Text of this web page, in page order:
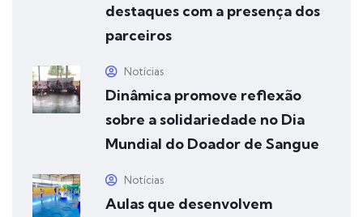
destaques com a presença dos
parceiros
Notícias
Dinâmica promove reflexão
sobre a solidariedade no Dia
Mundial do Doador de Sangue
Notícias
Aulas que desenvolvem